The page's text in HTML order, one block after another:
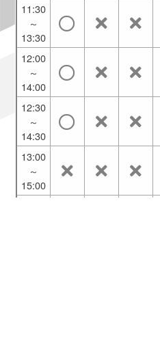
11:30
～
13:30
12:00
～
14:00
12:30
～
14:30
13:00
～
15:00